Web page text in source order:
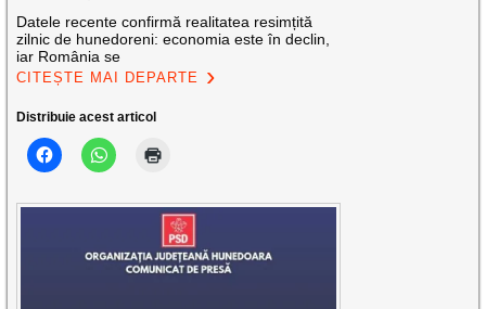
Datele recente confirmă realitatea resimțită
zilnic de hunedoreni: economia este în declin,
iar România se
CITEȘTE MAI DEPARTE
Distribuie acest articol